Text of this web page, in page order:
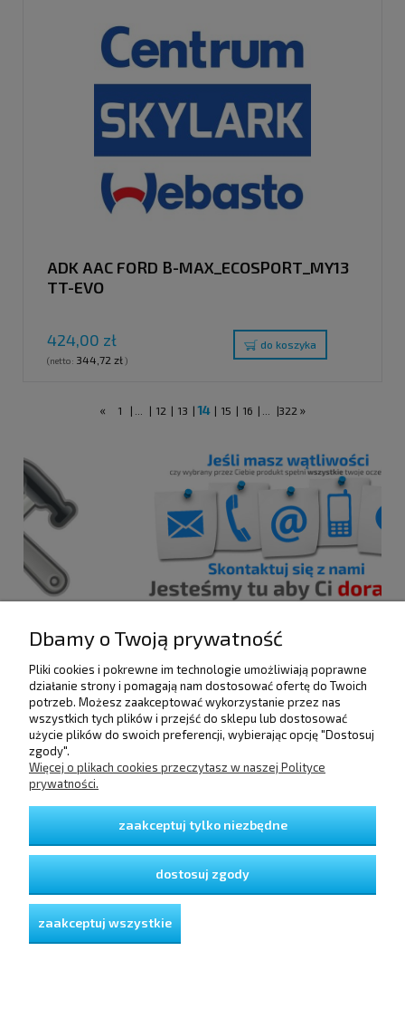
ADK AAC FORD B-MAX_ECOSPORT_MY13
TT-EVO
424,00 zł
(netto: 344,72 zł)
do koszyka
« 1 | | 12 | 13 | 14 | 15 | 16 | |322 »
POMOC
DOSTAWA I PŁATNOŚCI
GWARANCJA I ZWROTY
O FIRMIE
Dbamy o Twoją prywatność
Pliki cookies i pokrewne im technologie umożliwiają poprawne
działanie strony i pomagają nam dostosować ofertę do Twoich
potrzeb. Możesz zaakceptować wykorzystanie przez nas
wszystkich tych plików i przejść do sklepu lub dostosować
użycie plików do swoich preferencji, wybierając opcję "Dostosuj
zgody".
Więcej o plikach cookies przeczytasz w naszej Polityce
prywatności.
zaakceptuj tylko niezbędne
dostosuj zgody
zaakceptuj wszystkie